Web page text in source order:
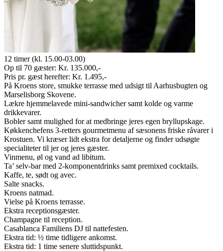
12 timer (kl. 15.00-03.00)
Op til 70 gæster: Kr. 135.000,-
Pris pr. gæst herefter: Kr. 1.495,-
På Kroens store, smukke terrasse med udsigt til Aarhusbugten og
Marselisborg Skovene.
Lækre hjemmelavede mini-sandwicher samt kolde og varme
drikkevarer.
Bobler samt mulighed for at medbringe jeres egen bryllupskage.
Køkkenchefens 3-retters gourmetmenu af sæsonens friske råvarer i
Krostuen. Vi kræser lidt ekstra for detaljerne og finder udsøgte
specialiteter til jer og jeres gæster.
Vinmenu, øl og vand ad libitum.
Ta’ selv-bar med 2-komponentdrinks samt premixed cocktails.
Kaffe, te, sødt og avec.
Salte snacks.
Kroens natmad.
Vielse på Kroens terrasse.
Ekstra receptionsgæster.
Champagne til reception.
Casablanca Familiens DJ til nattefesten.
Ekstra tid: ½ time tidligere ankomst.
Ekstra tid: 1 time senere sluttidspunkt.